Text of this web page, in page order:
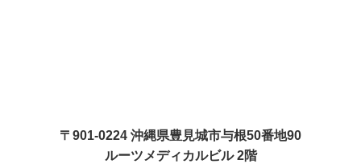
〒901-0224 沖縄県豊見城市与根50番地90
ルーツメディカルビル 2階